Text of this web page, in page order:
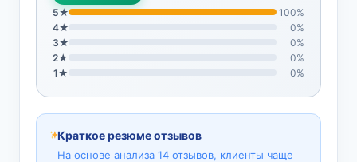
5★
100%
4★
0%
3★
0%
2★
0%
1★
0%
Краткое резюме отзывов
На основе анализа 14 отзывов, клиенты чаще